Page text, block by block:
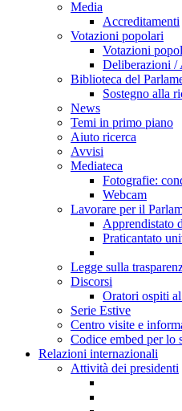
Media
Accreditamenti
Votazioni popolari
Votazioni
Deliberazioni /
Biblioteca del
Sostegno alla
News
Temi in primo piano
Aiuto ricerca
Avvisi
Mediateca
Fotografie:
Webcam
Lavorare per il
Apprendistato
Praticantato
Legge sulla
Discorsi
Oratori ospiti
Serie Estive
Centro visite e
Codice embed per lo
Relazioni internazionali
Attività dei presidenti